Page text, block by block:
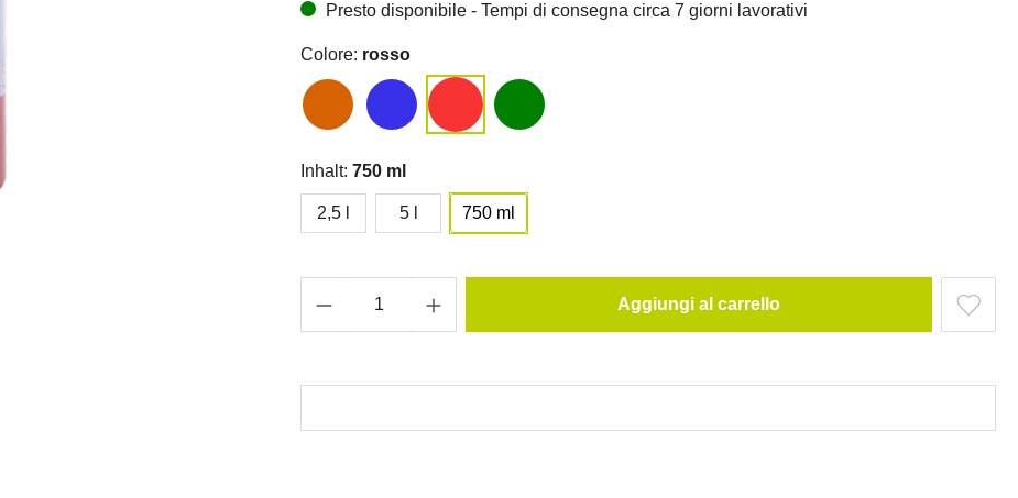
Presto disponibile - Tempi di consegna circa 7 giorni lavorativi
Colore: rosso
Inhalt: 750 ml
2,5 l 5 l 750 ml
Aggiungi al carrello